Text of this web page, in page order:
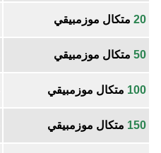
20 متكال موزمبيقي
50 متكال موزمبيقي
100 متكال موزمبيقي
150 متكال موزمبيقي